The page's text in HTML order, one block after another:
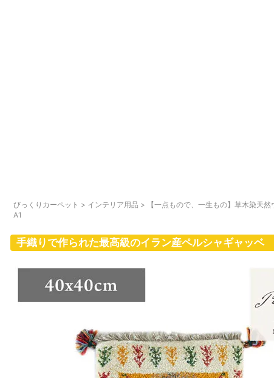
びっくりカーペット > インテリア用品 >
【一点もので、一生もの】草木染天
A1
手織りで作られた最高級のイラン産ペルシャギャッベ